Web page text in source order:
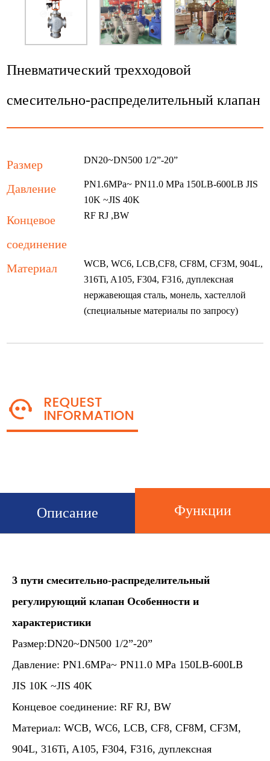
Контакт
Пневматический трехходовой
смесительно-распределительный клапан
Размер DN20~DN500 1/2”-20”
Давление
PN1.6MPa~ PN11.0 MPa 150LB-600LB JIS
10K ~JIS 40K
Концевое
соединение
RF RJ ,BW
Материал
WCB, WC6, LCB,CF8, CF8M, CF3M, 904L,
316Ti, A105, F304, F316, дуплексная
нержавеющая сталь, монель, хастеллой
(специальные материалы по запросу)
Описание Функции
3 пути смесительно-распределительный
регулирующий клапан Особенности и
характеристики
Размер:DN20~DN500 1/2”-20”
Давление: PN1.6MPa~ PN11.0 MPa 150LB-600LB
JIS 10K ~JIS 40K
Концевое соединение: RF RJ, BW
Материал: WCB, WC6, LCB, CF8, CF8M, CF3M,
904L, 316Ti, A105, F304, F316, дуплексная